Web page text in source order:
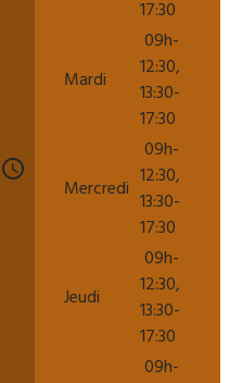
access_time
17:30
Mardi
09h-
12:30,
13:30-
17:30
Mercredi
09h-
12:30,
13:30-
17:30
Jeudi
09h-
12:30,
13:30-
17:30
09h-